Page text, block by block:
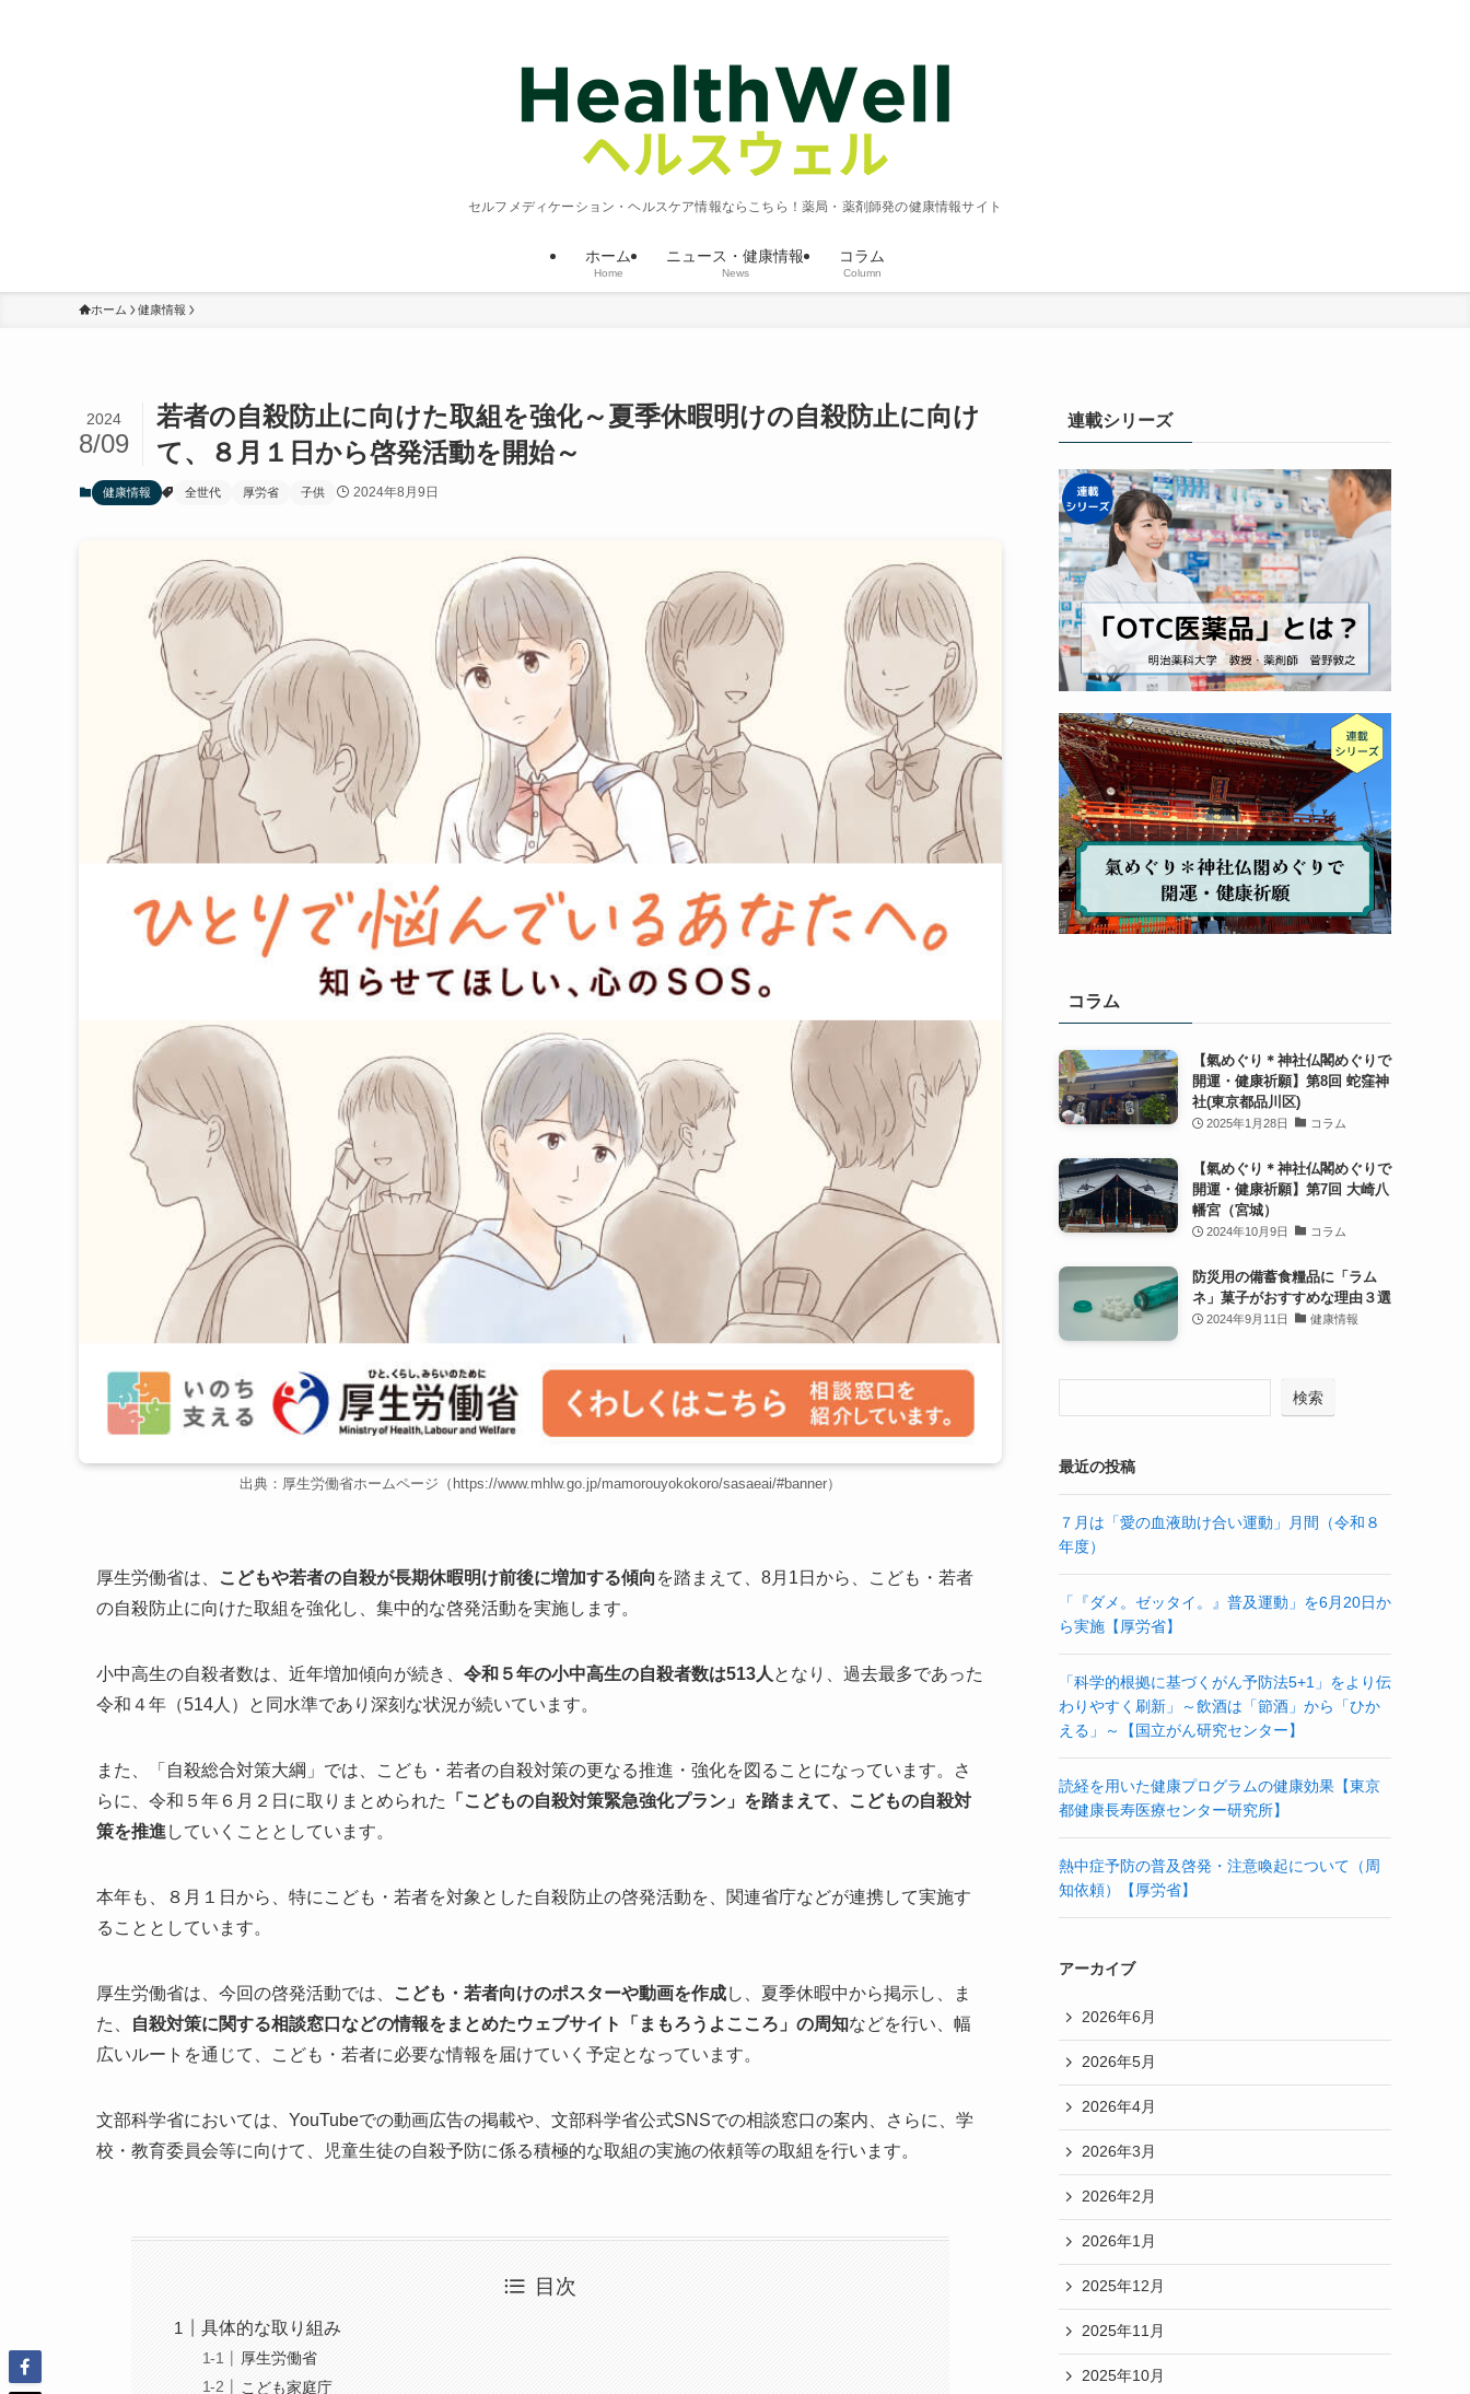
セルフメディケーション・ヘルスケア情報ならこちら！薬局・薬剤師発の健康情報サイト
ホーム
Home
ニュース・健康情報
News
コラム
Column
ホーム 健康情報
若者の自殺防止に向けた取組を強化～夏季休暇明けの自殺防止に向け
て、８月１日から啓発活動を開始～
2024
8/09
健康情報 全世代 厚労省 子供 2024年8月9日
出典：厚生労働省ホームページ（https://www.mhlw.go.jp/mamorouyokokoro/sasaeai/#banner）
厚生労働省は、 こどもや若者の自殺が長期休暇明け前後に増加する傾向 を踏まえて、8月1日から、こども・若者
の自殺防止に向けた取組を強化し、集中的な啓発活動を実施します。
小中高生の自殺者数は、近年増加傾向が続き、 令和５年の小中高生の自殺者数は513人 となり、過去最多であった
令和４年（514人）と同水準であり深刻な状況が続いています。
また、「自殺総合対策大綱」では、こども・若者の自殺対策の更なる推進・強化を図ることになっています。さ
らに、令和５年６月２日に取りまとめられた
「こどもの自殺対策緊急強化プラン」を踏まえて、こどもの自殺対
策を推進 していくこととしています。
本年も、８月１日から、特にこども・若者を対象とした自殺防止の啓発活動を、関連省庁などが連携して実施す
ることとしています。
厚生労働省は、今回の啓発活動では、 こども・若者向けのポスターや動画を作成し、夏季休暇中から掲示し、ま
た、
自殺対策に関する相談窓口などの情報をまとめたウェブサイト「まもろうよこころ」の周知などを行い、幅
広いルートを通じて、こども・若者に必要な情報を届けていく予定となっています。
文部科学省においては、YouTubeでの動画広告の掲載や、文部科学省公式SNSでの相談窓口の案内、さらに、学
校・教育委員会等に向けて、児童生徒の自殺予防に係る積極的な取組の実施の依頼等の取組を行います。
目次
具体的な取り組み
厚生労働省
こども家庭庁
連載シリーズ
コラム
【氣めぐり＊神社仏閣めぐりで
開運・健康祈願】第8回 蛇窪神
社(東京都品川区)
2025年1月28日 コラム
【氣めぐり＊神社仏閣めぐりで
開運・健康祈願】第7回 大崎八
幡宮（宮城）
2024年10月9日 コラム
防災用の備蓄食糧品に「ラム
ネ」菓子がおすすめな理由３選
2024年9月11日 健康情報
検索
最近の投稿
７月は「愛の血液助け合い運動」月間（令和８
年度）
「『ダメ。ゼッタイ。』普及運動」を6月20日か
ら実施【厚労省】
「科学的根拠に基づくがん予防法5+1」をより伝
わりやすく刷新」～飲酒は「節酒」から「ひか
える」～【国立がん研究センター】
読経を用いた健康プログラムの健康効果【東京
都健康長寿医療センター研究所】
熱中症予防の普及啓発・注意喚起について（周
知依頼）【厚労省】
アーカイブ
2026年6月
2026年5月
2026年4月
2026年3月
2026年2月
2026年1月
2025年12月
2025年11月
2025年10月